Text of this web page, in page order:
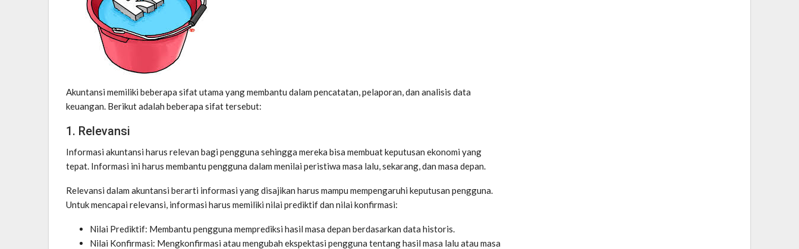
Akuntansi memiliki beberapa sifat utama yang membantu dalam pencatatan, pelaporan, dan analisis data
keuangan. Berikut adalah beberapa sifat tersebut:
1. Relevansi
Informasi akuntansi harus relevan bagi pengguna sehingga mereka bisa membuat keputusan ekonomi yang
tepat. Informasi ini harus membantu pengguna dalam menilai peristiwa masa lalu, sekarang, dan masa depan.
Relevansi dalam akuntansi berarti informasi yang disajikan harus mampu mempengaruhi keputusan pengguna.
Untuk mencapai relevansi, informasi harus memiliki nilai prediktif dan nilai konfirmasi:
Nilai Prediktif: Membantu pengguna memprediksi hasil masa depan berdasarkan data historis.
Nilai Konfirmasi: Mengkonfirmasi atau mengubah ekspektasi pengguna tentang hasil masa lalu atau masa